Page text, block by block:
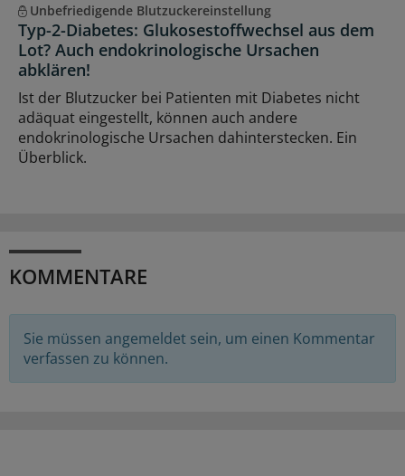
Unbefriedigende Blutzuckereinstellung
Typ-2-Diabetes: Glukosestoffwechsel aus dem
Lot? Auch endokrinologische Ursachen
abklären!
Ist der Blutzucker bei Patienten mit Diabetes nicht
adäquat eingestellt, können auch andere
endokrinologische Ursachen dahinterstecken. Ein
Überblick.
KOMMENTARE
Sie müssen angemeldet sein, um einen Kommentar
verfassen zu können.